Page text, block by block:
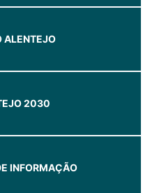
ALENTEJO
2030
INFORMAÇÃO